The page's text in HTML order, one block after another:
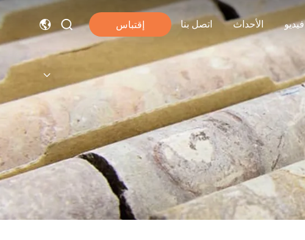
فيديو الأحداث اتصل بنا إقتباس